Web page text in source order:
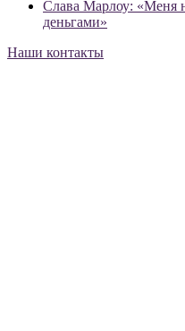
Слава Марлоу: «Меня
деньгами»
Наши контакты